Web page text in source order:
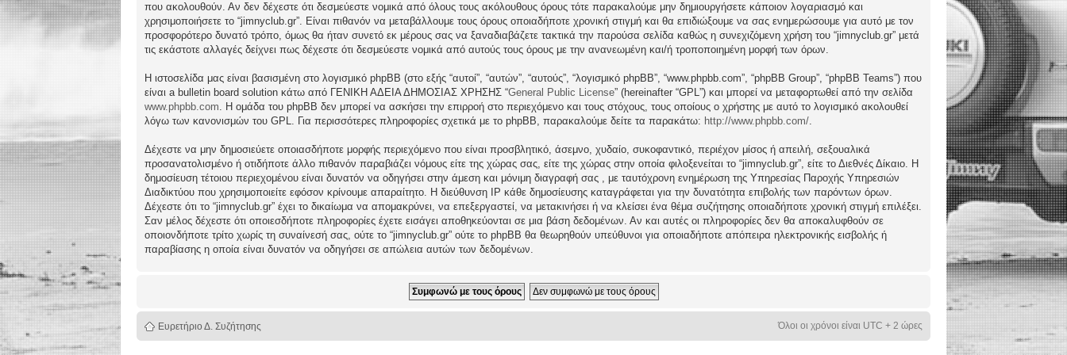
που ακολουθούν. Αν δεν δέχεστε ότι δεσμεύεστε νομικά από όλους τους ακόλουθους όρους τότε παρακαλούμε μην δημιουργήσετε κάποιον λογαριασμό και
χρησιμοποιήσετε το “jimnyclub.gr”. Είναι πιθανόν να μεταβάλλουμε τους όρους οποιαδήποτε χρονική στιγμή και θα επιδιώξουμε να σας ενημερώσουμε για αυτό με τον
προσφορότερο δυνατό τρόπο, όμως θα ήταν συνετό εκ μέρους σας να ξαναδιαβάζετε τακτικά την παρούσα σελίδα καθώς η συνεχιζόμενη χρήση του “jimnyclub.gr” μετά
τις εκάστοτε αλλαγές δείχνει πως δέχεστε ότι δεσμεύεστε νομικά από αυτούς τους όρους με την ανανεωμένη και/ή τροποποιημένη μορφή των όρων.
Η ιστοσελίδα μας είναι βασισμένη στο λογισμικό phpBB (στο εξής “αυτοί”, “αυτών”, “αυτούς”, “λογισμικό phpBB”, “www.phpbb.com”, “phpBB Group”, “phpBB Teams”) που
είναι a bulletin board solution κάτω από ΓΕΝΙΚΗ ΑΔΕΙΑ ΔΗΜΟΣΙΑΣ ΧΡΗΣΗΣ “General Public License” (hereinafter “GPL”) και μπορεί να μεταφορτωθεί από την σελίδα
www.phpbb.com. Η ομάδα του phpBB δεν μπορεί να ασκήσει την επιρροή στο περιεχόμενο και τους στόχους, τους οποίους ο χρήστης με αυτό το λογισμικό ακολουθεί
λόγω των κανονισμών του GPL. Για περισσότερες πληροφορίες σχετικά με το phpBB, παρακαλούμε δείτε τα παρακάτω: http://www.phpbb.com/.
Δέχεστε να μην δημοσιεύετε οποιασδήποτε μορφής περιεχόμενο που είναι προσβλητικό, άσεμνο, χυδαίο, συκοφαντικό, περιέχον μίσος ή απειλή, σεξουαλικά
προσανατολισμένο ή οτιδήποτε άλλο πιθανόν παραβιάζει νόμους είτε της χώρας σας, είτε της χώρας στην οποία φιλοξενείται το “jimnyclub.gr”, είτε το Διεθνές Δίκαιο. Η
δημοσίευση τέτοιου περιεχομένου είναι δυνατόν να οδηγήσει στην άμεση και μόνιμη διαγραφή σας , με ταυτόχρονη ενημέρωση της Υπηρεσίας Παροχής Υπηρεσιών
Διαδικτύου που χρησιμοποιείτε εφόσον κρίνουμε απαραίτητο. Η διεύθυνση IP κάθε δημοσίευσης καταγράφεται για την δυνατότητα επιβολής των παρόντων όρων.
Δέχεστε ότι το “jimnyclub.gr” έχει το δικαίωμα να απομακρύνει, να επεξεργαστεί, να μετακινήσει ή να κλείσει ένα θέμα συζήτησης οποιαδήποτε χρονική στιγμή επιλέξει.
Σαν μέλος δέχεστε ότι οποιεσδήποτε πληροφορίες έχετε εισάγει αποθηκεύονται σε μια βάση δεδομένων. Αν και αυτές οι πληροφορίες δεν θα αποκαλυφθούν σε
οποιονδήποτε τρίτο χωρίς τη συναίνεσή σας, ούτε το “jimnyclub.gr” ούτε το phpBB θα θεωρηθούν υπεύθυνοι για οποιαδήποτε απόπειρα ηλεκτρονικής εισβολής ή
παραβίασης η οποία είναι δυνατόν να οδηγήσει σε απώλεια αυτών των δεδομένων.
Ευρετήριο Δ. Συζήτησης Όλοι οι χρόνοι είναι UTC + 2 ώρες